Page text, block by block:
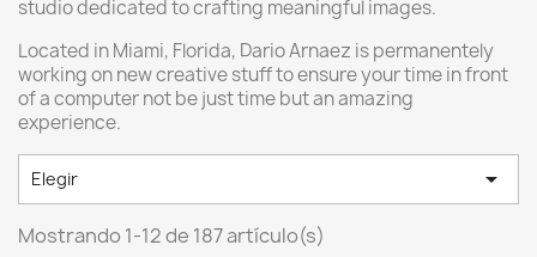
studio dedicated to crafting meaningful images.
Located in Miami, Florida, Dario Arnaez is permanentely
working on new creative stuff to ensure your time in front
of a computer not be just time but an amazing
experience.
Elegir 
Mostrando 1-12 de 187 artículo(s)